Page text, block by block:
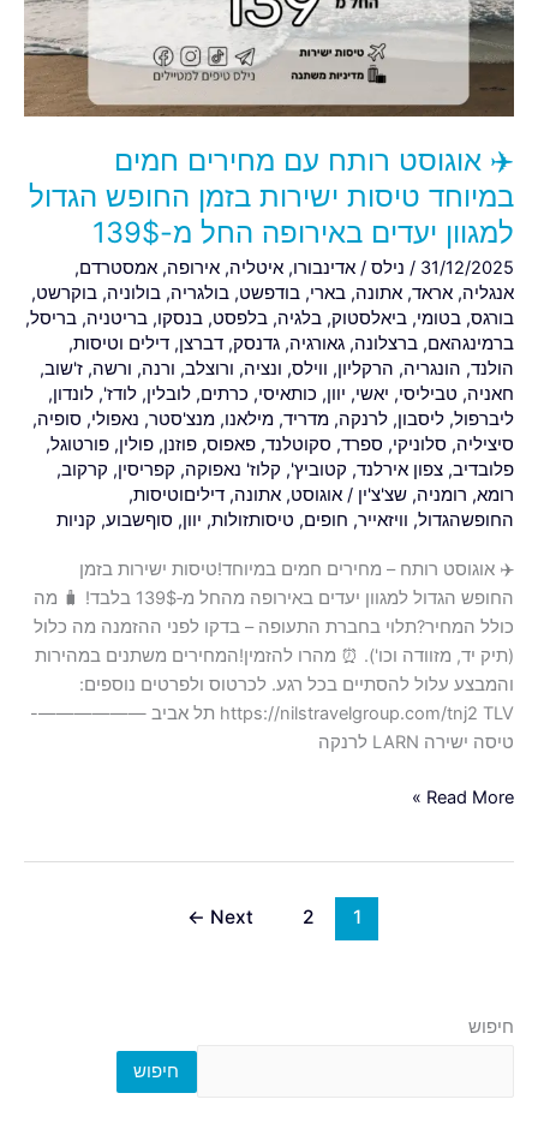
✈️ אוגוסט רותח עם מחירים חמים
במיוחד טיסות ישירות בזמן החופש הגדול
למגוון יעדים באירופה החל מ-139$
31/12/2025
/ נילס / אדינבורו, איטליה, אירופה, אמסטרדם,
אנגליה, אראד, אתונה, בארי, בודפשט, בולגריה, בולוניה, בוקרשט,
בורגס, בטומי, ביאלסטוק, בלגיה, בלפסט, בנסקו, בריטניה, בריסל,
ברמינגהאם, ברצלונה, גאורגיה, גדנסק, דברצן, דילים וטיסות,
הולנד, הונגריה, הרקליון, ווילס, ונציה, ורוצלב, ורנה, ורשה, ז'שוב,
חאניה, טביליסי, יאשי, יוון, כותאיסי, כרתים, לובלין, לודז', לונדון,
ליברפול, ליסבון, לרנקה, מדריד, מילאנו, מנצ'סטר, נאפולי, סופיה,
סיציליה, סלוניקי, ספרד, סקוטלנד, פאפוס, פוזנן, פולין, פורטוגל,
פלובדיב, צפון אירלנד, קטוביץ', קלוז' נאפוקה, קפריסין, קרקוב,
רומא, רומניה, שצ'צ'ין / אוגוסט, אתונה, דיליםוטיסות,
החופשהגדול, וויזאייר, חופים, טיסותזולות, יוון, סוףשבוע, קניות
✈️ אוגוסט רותח – מחירים חמים במיוחד!טיסות ישירות בזמן
החופש הגדול למגוון יעדים באירופה מהחל מ‑139$ בלבד! 🧳 מה
כולל המחיר?תלוי בחברת התעופה – בדקו לפני ההזמנה מה כלול
(תיק יד, מזוודה וכו'). ⏰ מהרו להזמין!המחירים משתנים במהירות
והמבצע עלול להסתיים בכל רגע. לכרטוס ולפרטים נוספים:
https://nilstravelgroup.com/tnj2 TLV תל אביב ——————-
טיסה ישירה LARN לרנקה
חמים
במיוחד
ישירות
החופש
הגדול
למגוון
יעדים
באירופה
החל
Read More »
1
2
Next
←
חיפוש
חיפוש